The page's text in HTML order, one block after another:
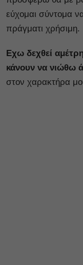
εύχομαι σύντομα
πράγματι χρήσιμη.
Εχω δεχθεί
κάνουν να νιώθω
στον χαρακτήρα